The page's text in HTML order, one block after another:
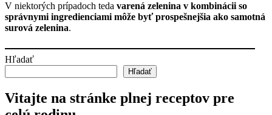
V niektorých prípadoch teda varená zelenina v kombinácii so
správnymi ingredienciami môže byť prospešnejšia ako samotná
surová zelenina.
Hľadať
Hľadať
Vitajte na stránke plnej receptov pre